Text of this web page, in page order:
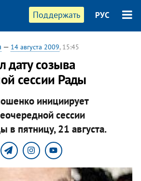
Поддержать РУС
— 14 августа 2009, 15:45
дату созыва
сессии Рады
инициирует
сессии
в пятницу, 21 августа.